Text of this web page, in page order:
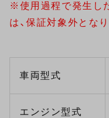
※使用過程で発生し
は、保証対象外とな
車両型式
エンジン型式